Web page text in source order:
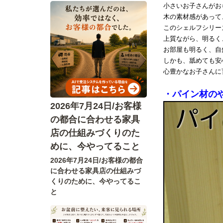
2026年7月24日/お客様
の都合に合わせる家具
店の仕組みづくりのた
めに、今やってること
2026年7月24日/お客様の都合
に合わせる家具店の仕組みづ
くりのために、今やってるこ
と
小さいお子さんが
木の素材感があっ
このシェルフシリ
上質ながら、明る
お部屋も明るく、
しかも、舐めても
心豊かなお子さん
・パイン材の